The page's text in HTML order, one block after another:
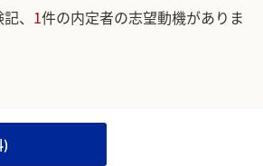
、 1件の内定者の志望動機がありま
)